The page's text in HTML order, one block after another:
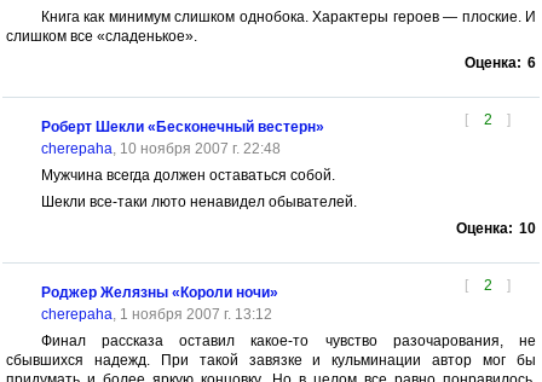
Книга как минимум слишком однобока. Характеры героев — плоские. И
слишком все «сладенькое».
Оценка: 6
[ 2 ]
Роберт Шекли «Бесконечный вестерн»
cherepaha, 10 ноября 2007 г. 22:48
Мужчина всегда должен оставаться собой.
Шекли все-таки люто ненавидел обывателей.
Оценка: 10
[ 2 ]
Роджер Желязны «Короли ночи»
cherepaha, 1 ноября 2007 г. 13:12
Финал рассказа оставил какое-то чувство разочарования, не
сбывшихся надежд. При такой завязке и кульминации автор мог бы